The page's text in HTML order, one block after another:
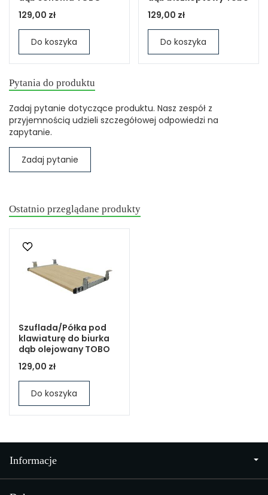
129,00 zł
Do koszyka
129,00 zł
Do koszyka
Pytania do produktu
Zadaj pytanie dotyczące produktu. Nasz zespół z
przyjemnością udzieli szczegółowej odpowiedzi na
zapytanie.
Zadaj pytanie
Ostatnio przeglądane produkty
Szuflada/Półka pod
klawiaturę do biurka
dąb olejowany TOBO
129,00 zł
Do koszyka
Informacje